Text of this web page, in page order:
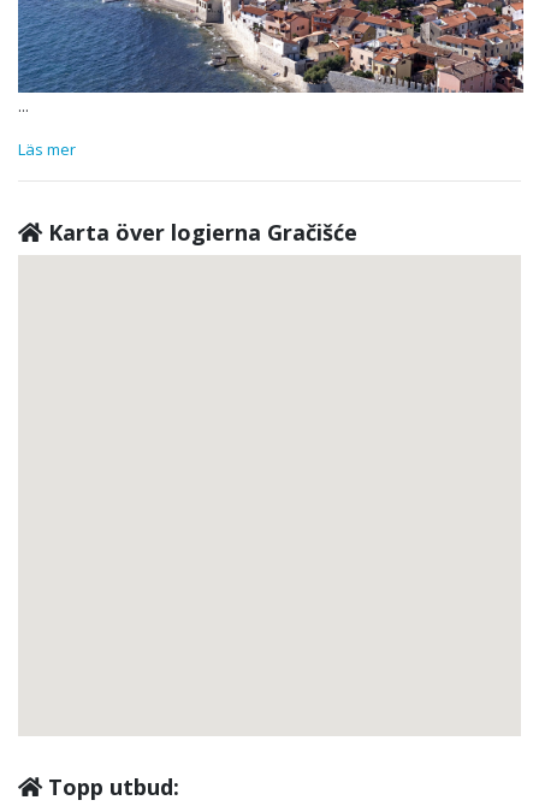
...
Läs mer
Karta över logierna Gračišće
Topp utbud: